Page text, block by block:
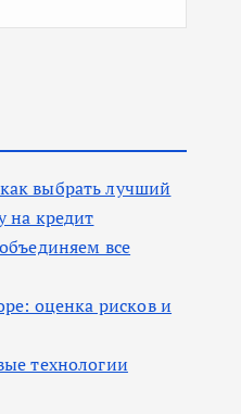
выбрать лучший
на кредит
все
оценка рисков и
технологии